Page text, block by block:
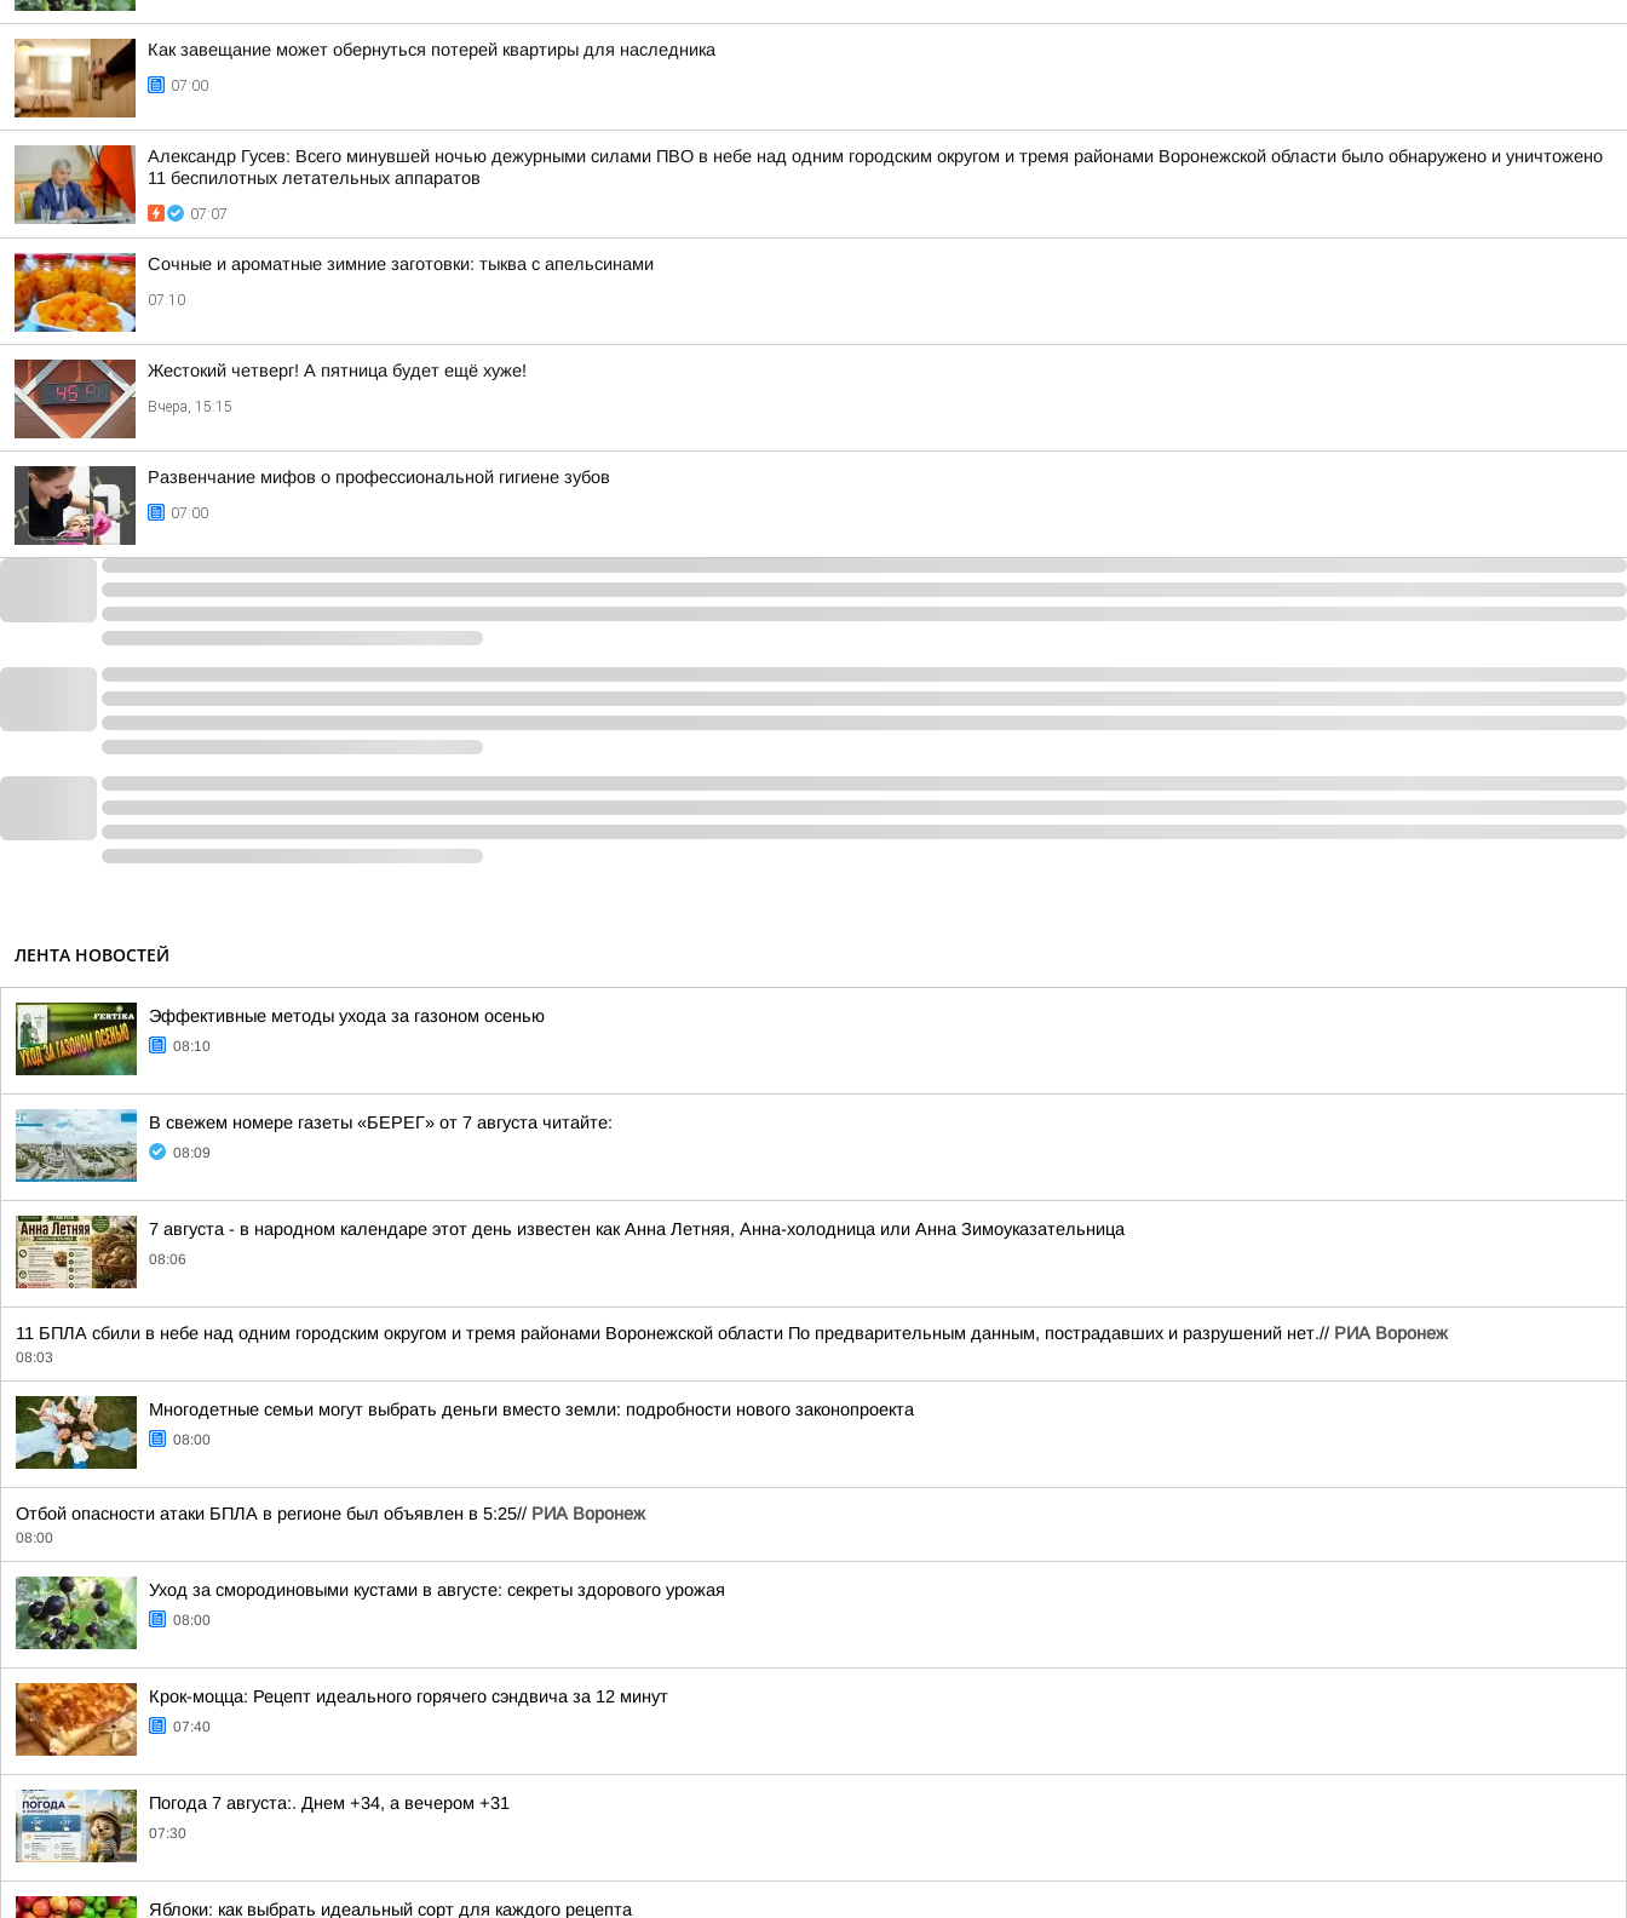
Как завещание может обернуться потерей квартиры для наследника
07:00
Александр Гусев: Всего минувшей ночью дежурными силами ПВО в небе над одним городским округом и тремя районами Воронежской области было обнаружено и уничтожено
11 беспилотных летательных аппаратов
07:07
Сочные и ароматные зимние заготовки: тыква с апельсинами
07:10
Жестокий четверг! А пятница будет ещё хуже!
Вчера, 15:15
Развенчание мифов о профессиональной гигиене зубов
07:00
ЛЕНТА НОВОСТЕЙ
Эффективные методы ухода за газоном осенью
08:10
В свежем номере газеты «БЕРЕГ» от 7 августа читайте:
08:09
7 августа - в народном календаре этот день известен как Анна Летняя, Анна-холодница или Анна Зимоуказательница
08:06
11 БПЛА сбили в небе над одним городским округом и тремя районами Воронежской области По предварительным данным, пострадавших и разрушений нет.// РИА Воронеж
08:03
Многодетные семьи могут выбрать деньги вместо земли: подробности нового законопроекта
08:00
Отбой опасности атаки БПЛА в регионе был объявлен в 5:25// РИА Воронеж
08:00
Уход за смородиновыми кустами в августе: секреты здорового урожая
08:00
Крок-моцца: Рецепт идеального горячего сэндвича за 12 минут
07:40
Погода 7 августа:. Днем +34, а вечером +31
07:30
Яблоки: как выбрать идеальный сорт для каждого рецепта